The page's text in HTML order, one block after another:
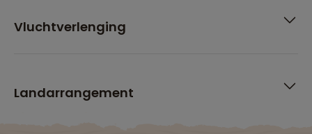
Vluchtverlenging
Landarrangement